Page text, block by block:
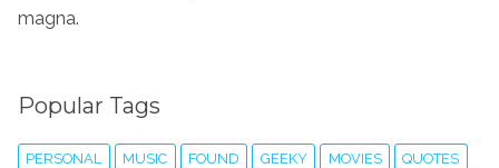
magna.
Popular Tags
PERSONAL MUSIC FOUND GEEKY MOVIES QUOTES